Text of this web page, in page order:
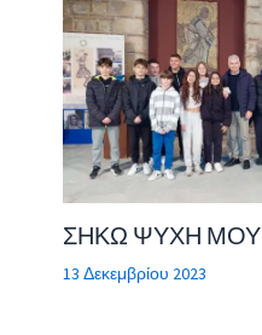
ΣΗΚΩ ΨΥΧΗ ΜΟΥ
13 Δεκεμβρίου 2023